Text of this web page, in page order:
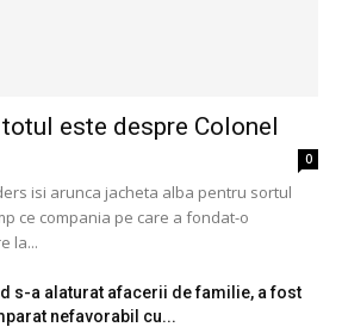
este despre Colonel
0
isi arunca jacheta alba pentru sortul
ce compania pe care a fondat-o
la...
s-a alaturat afacerii de familie, a fost
nefavorabil cu...